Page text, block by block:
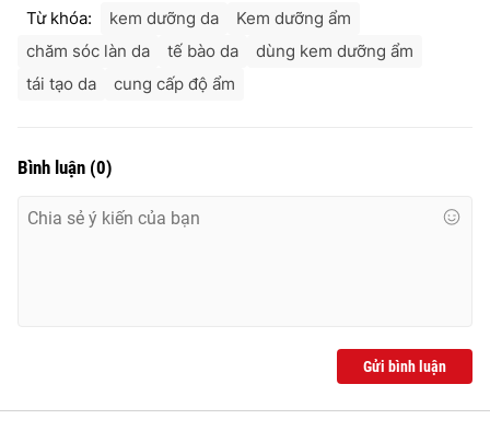
Từ khóa: kem dưỡng da
Kem dưỡng ẩm
chăm sóc làn da
tế bào da
dùng kem dưỡng ẩm
tái tạo da
cung cấp độ ẩm
Bình luận (0)
Gửi bình luận